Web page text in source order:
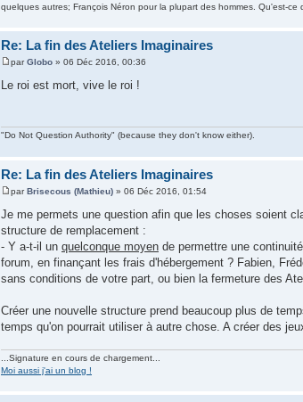
quelques autres; François Néron pour la plupart des hommes. Qu'est-ce
Re: La fin des Ateliers Imaginaires
parGlobo » 06 Déc 2016, 00:36
Le roi est mort, vive le roi !
"Do Not Question Authority" (because they don't know either).
Re: La fin des Ateliers Imaginaires
parBrisecous (Mathieu) » 06 Déc 2016, 01:54
Je me permets une question afin que les choses soient
structure de remplacement :
- Y a-t-il un quelconque moyen de permettre une
forum, en finançant les frais d'hébergement ? Fabien,
sans conditions de votre part, ou bien la fermeture des
Créer une nouvelle structure prend beaucoup plus de
temps qu'on pourrait utiliser à autre chose. A créer des
...Signature en cours de chargement...
Moi aussi j'ai un blog !